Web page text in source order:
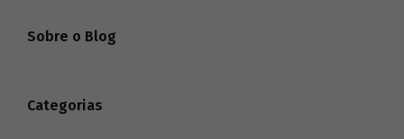
Sobre o Blog
Categorias